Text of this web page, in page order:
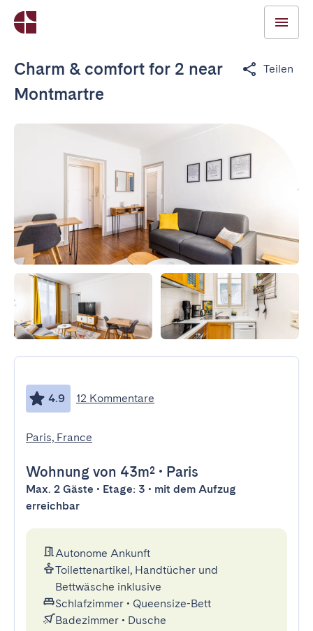
Charm & comfort for 2 near
Montmartre
Teilen
4.9 12 Kommentare
Paris, France
Wohnung von 43m² • Paris
Max. 2 Gäste • Etage: 3 • mit dem Aufzug
erreichbar
Autonome Ankunft
Toilettenartikel, Handtücher und
Bettwäsche inklusive
Schlafzimmer • Queensize-Bett
Badezimmer • Dusche